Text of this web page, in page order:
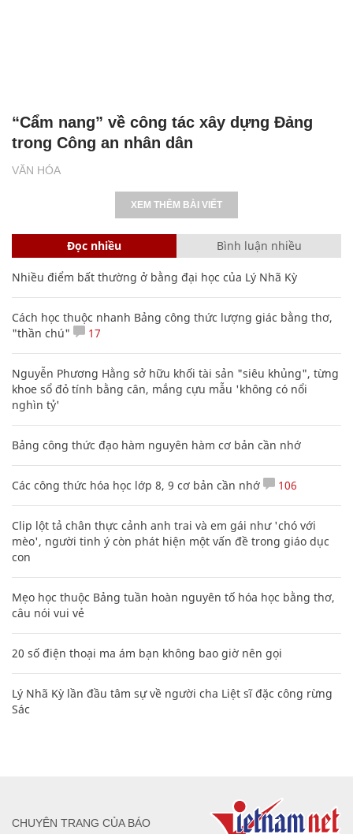
VĂN HÓA
“Cẩm nang” về công tác xây dựng Đảng
trong Công an nhân dân
XEM THÊM BÀI VIẾT
Đọc nhiều Bình luận nhiều
Nhiều điểm bất thường ở bằng đại học của Lý Nhã Kỳ
Cách học thuộc nhanh Bảng công thức lượng giác bằng thơ,
"thần chú"
17
Nguyễn Phương Hằng sở hữu khối tài sản "siêu khủng", từng
khoe sổ đỏ tính bằng cân, mắng cựu mẫu 'không có nổi
nghìn tỷ'
Bảng công thức đạo hàm nguyên hàm cơ bản cần nhớ
Các công thức hóa học lớp 8, 9 cơ bản cần nhớ 106
Clip lột tả chân thực cảnh anh trai và em gái như 'chó với
mèo', người tinh ý còn phát hiện một vấn đề trong giáo dục
con
Mẹo học thuộc Bảng tuần hoàn nguyên tố hóa học bằng thơ,
câu nói vui vẻ
20 số điện thoại ma ám bạn không bao giờ nên gọi
Lý Nhã Kỳ lần đầu tâm sự về người cha Liệt sĩ đặc công rừng
Sác
CHUYÊN TRANG CỦA BÁO